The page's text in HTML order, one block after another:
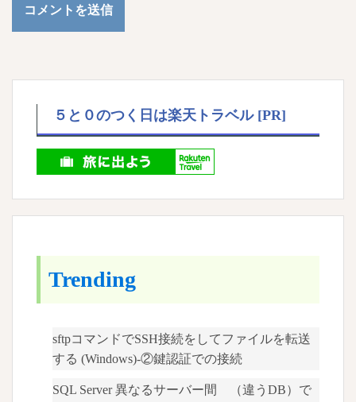
５と０のつく日は楽天トラベル [PR]
Trending
sftpコマンドでSSH接続をしてファイルを転送
する (Windows)-②鍵認証での接続
SQL Server 異なるサーバー間 （違うDB）で